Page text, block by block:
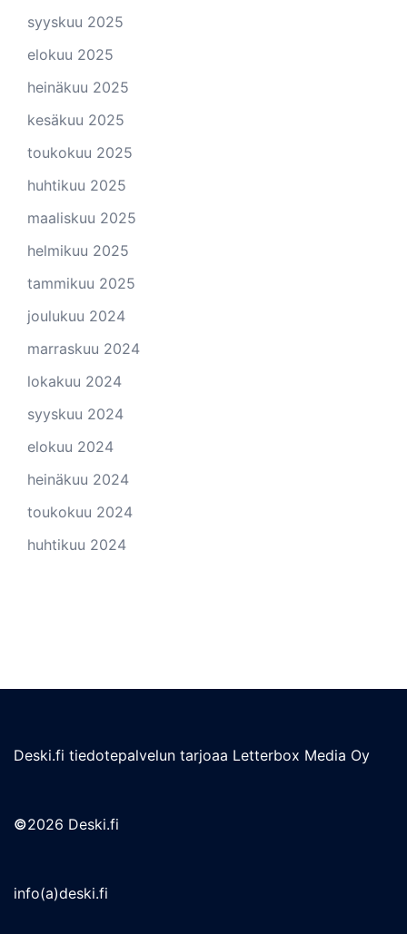
syyskuu 2025
elokuu 2025
heinäkuu 2025
kesäkuu 2025
toukokuu 2025
huhtikuu 2025
maaliskuu 2025
helmikuu 2025
tammikuu 2025
joulukuu 2024
marraskuu 2024
lokakuu 2024
syyskuu 2024
elokuu 2024
heinäkuu 2024
toukokuu 2024
huhtikuu 2024
Deski.fi tiedotepalvelun tarjoaa Letterbox Media Oy
©2026 Deski.fi
info(a)deski.fi